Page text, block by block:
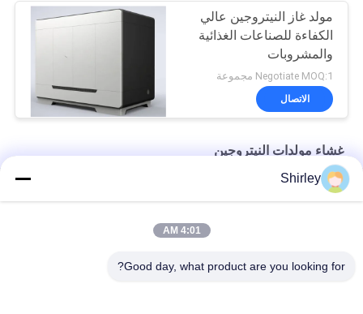
مولد غاز النيتروجين عالي
الكفاءة للصناعات الغذائية
والمشروبات
Negotiate MOQ:1 مجموعة
الاتصال
غشاء مولدات النيتروجين
غشاء مولد النيتروجين نقاء 99٪ الصناعة البحرية BV شهادة CCS TS
Shirley
4:01 AM
Good day, what product are you looking for?